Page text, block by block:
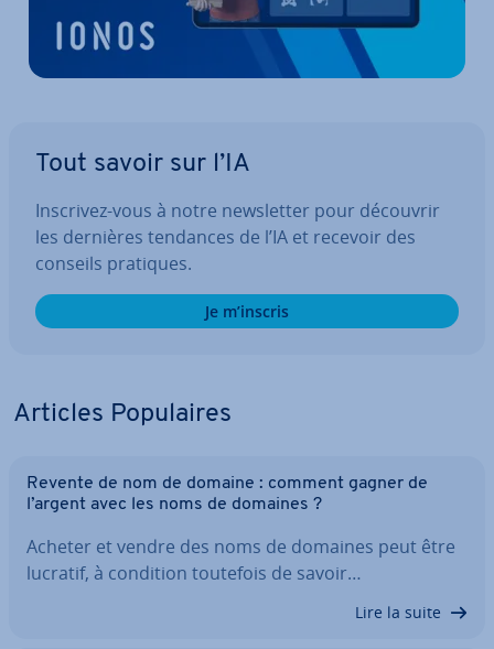
Tout savoir sur l’IA
Inscrivez-vous à notre news­let­ter pour découvrir
les dernières tendances de l’IA et recevoir des
conseils pratiques.
Je m’inscris
Articles Po­pu­laires
Revente de nom de domaine : comment gagner de
l’argent avec les noms de domaines ?
Acheter et vendre des noms de domaines peut être
lucratif, à condition toutefois de savoir…
Lire la suite